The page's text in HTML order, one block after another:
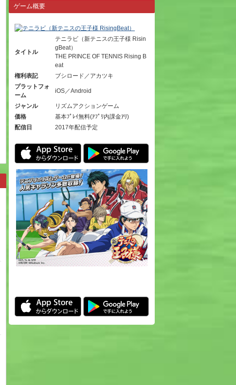
ゲーム概要
タイトル
テニラビ（新テニスの王子様 Risin
gBeat）
THE PRINCE OF TENNIS Rising B
eat
権利表記
ブシロード／アカツキ
プラットフォ
ーム
iOS／Android
ジャンル
リズムアクションゲーム
価格
基本ﾌﾟﾚｲ無料(ｱﾌﾟﾘ内課金ｱﾘ)
配信日
2017年配信予定